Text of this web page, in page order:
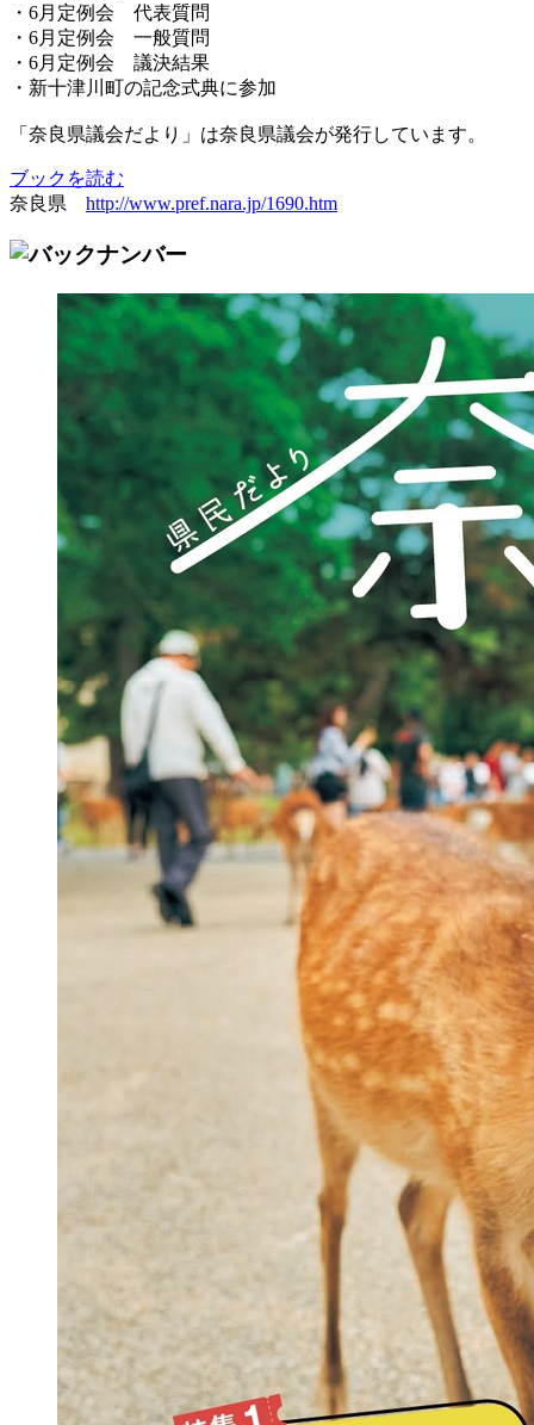
・6月定例会 代表質問
・6月定例会 一般質問
・6月定例会 議決結果
・新十津川町の記念式典に参加
「奈良県議会だより」は奈良県議会が発行しています。
ブックを読む
奈良県 http://www.pref.nara.jp/1690.htm